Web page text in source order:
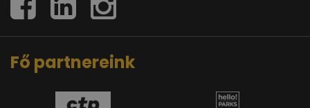
Fő partnereink